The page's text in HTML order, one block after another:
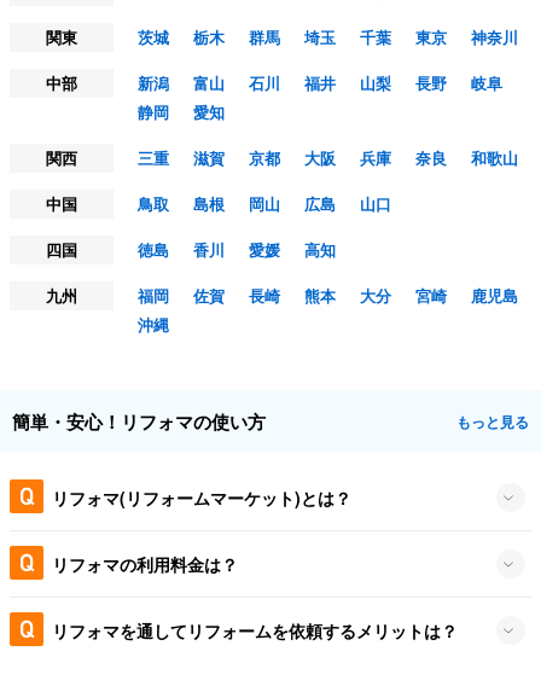
関東
茨城 栃木 群馬 埼玉 千葉 東京
神奈川
中部
新潟 富山 石川 福井 山梨 長野
岐阜
静岡
愛知
関西
三重 滋賀 京都 大阪 兵庫 奈良
和歌山
中国
鳥取 島根 岡山 広島
山口
四国
徳島 香川 愛媛
高知
九州
福岡 佐賀 長崎 熊本 大分 宮崎
鹿児島
沖縄
簡単・安心！リフォマの使い方 もっと見る
リフォマ(リフォームマーケット)とは？
リフォマの利用料金は？
リフォマを通してリフォームを依頼するメリットは？